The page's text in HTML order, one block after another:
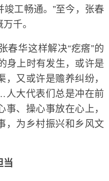
工畅通。”至今，张春
千。
华这样解决“疙瘩”的
身上时有发生，或许是
又或许是赡养纠纷，
大代表们总是冲在前
、操心事放在心上，
，为乡村振兴和乡风文
当